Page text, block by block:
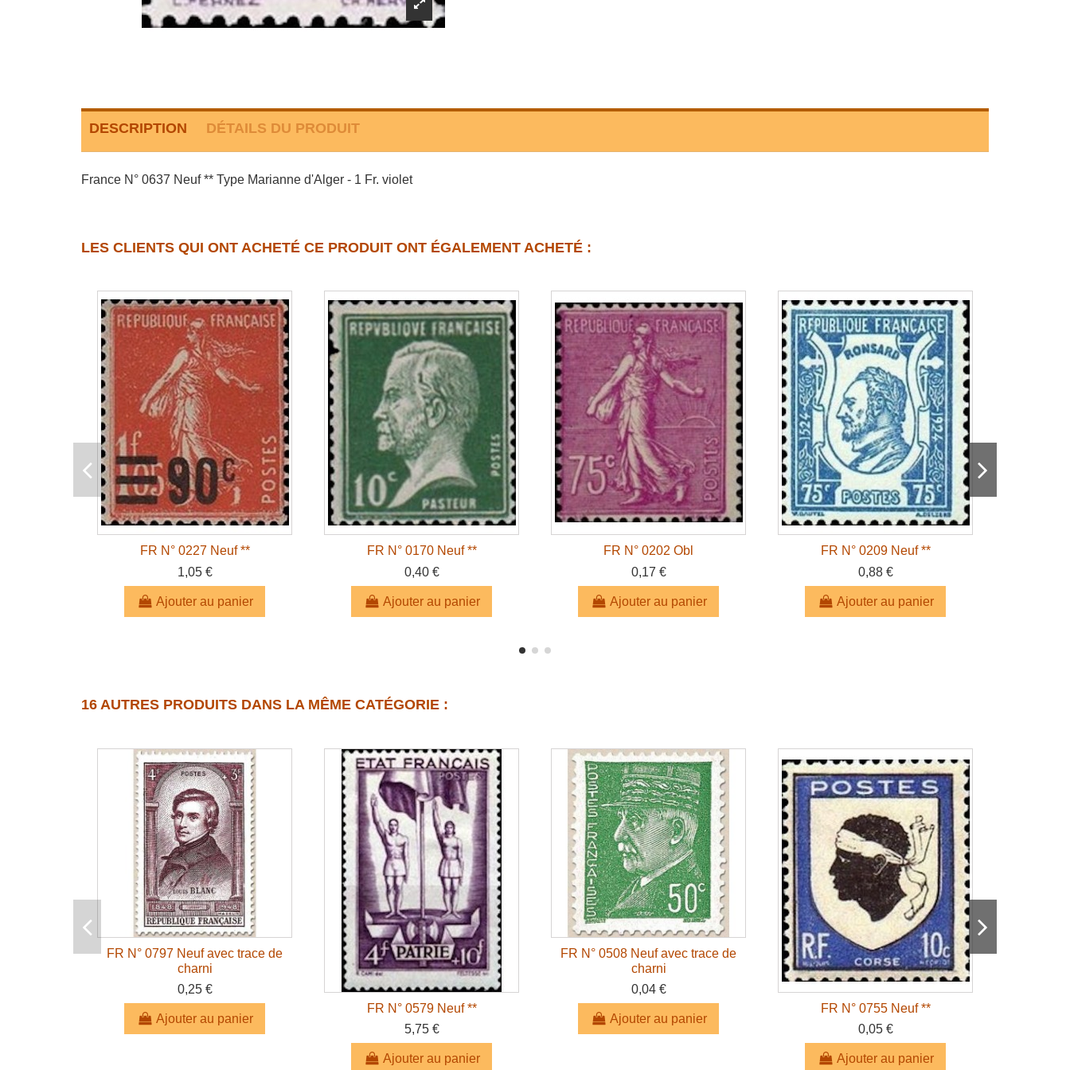
DESCRIPTION DÉTAILS DU PRODUIT
France N° 0637 Neuf ** Type Marianne d'Alger - 1 Fr. violet
LES CLIENTS QUI ONT ACHETÉ CE PRODUIT ONT ÉGALEMENT ACHETÉ :
FR N° 0227 Neuf **
1,05 €
Ajouter au panier
FR N° 0170 Neuf **
0,40 €
Ajouter au panier
FR N° 0202 Obl
0,17 €
Ajouter au panier
FR N° 0209 Neuf **
0,88 €
Ajouter au panier
16 AUTRES PRODUITS DANS LA MÊME CATÉGORIE :
FR N° 0797 Neuf avec trace de
charni
0,25 €
Ajouter au panier
FR N° 0579 Neuf **
5,75 €
Ajouter au panier
FR N° 0508 Neuf avec trace de
charni
0,04 €
Ajouter au panier
FR N° 0755 Neuf **
0,05 €
Ajouter au panier